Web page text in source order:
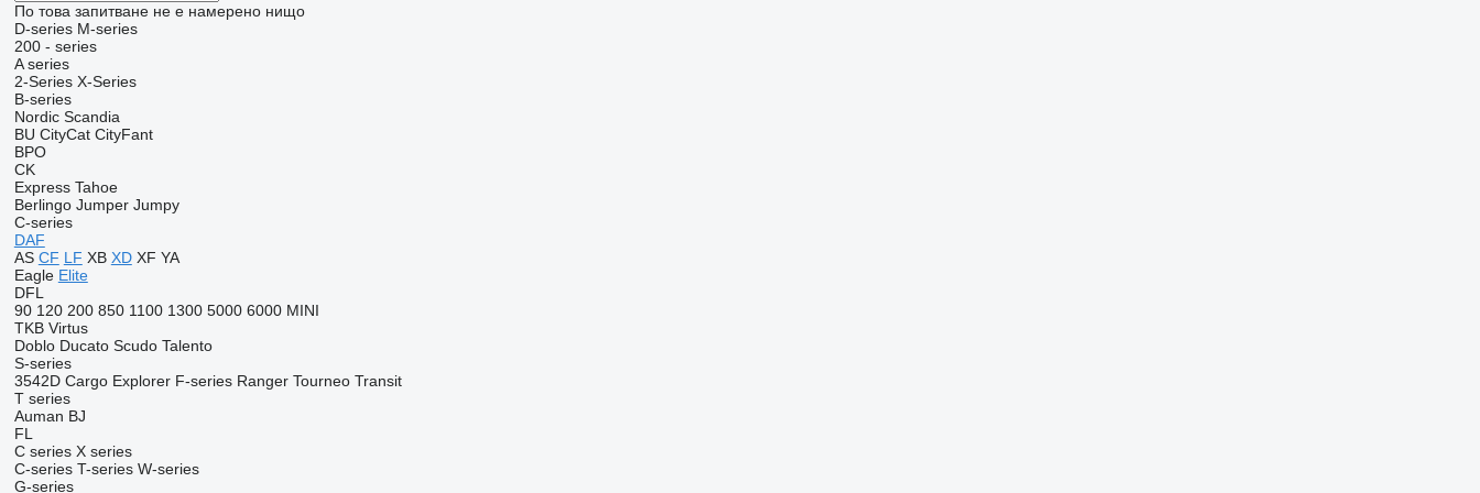
По това запитване не е намерено нищо
D-series M-series
200 - series
A series
2-Series X-Series
B-series
Nordic Scandia
BU CityCat CityFant
BPO
CK
Express Tahoe
Berlingo Jumper Jumpy
C-series
DAF
AS CF LF XB XD XF YA
Eagle Elite
DFL
90 120 200 850 1100 1300 5000 6000 MINI
TKB Virtus
Doblo Ducato Scudo Talento
S-series
3542D Cargo Explorer F-series Ranger Tourneo Transit
T series
Auman BJ
FL
C series X series
C-series T-series W-series
G-series